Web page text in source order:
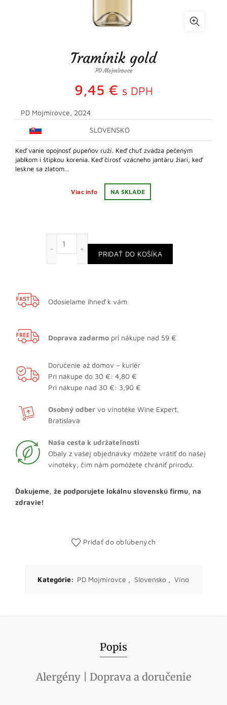
Tramínik gold
PD Mojmírovce
9,45 € s DPH
PD Mojmírovce, 2024
SLOVENSKO
Keď vanie opojnosť pupeňov ruží. Keď chuť zvádza pečeným
jablkom i štipkou korenia. Keď čírosť vzácneho jantáru žiari, keď
leskne sa zlatom…
Viac info NA SKLADE
PRIDAŤ DO KOŠÍKA
Odosielame ihneď k vám
Doprava zadarmo pri nákupe nad 59 €
Doručenie až domov – kuriér
Pri nákupe do 30 €: 4,80 €
Pri nákupe nad 30 €: 3,90 €
Osobný odber vo vínotéke Wine Expert,
Bratislava
Naša cesta k udržateľnosti
Obaly z vašej objednávky môžete vrátiť do našej
vínotéky, čím nám pomôžete chrániť prírodu.
Ďakujeme, že podporujete lokálnu slovenskú firmu, na
zdravie!
Pridať do obľúbených
Kategórie: PD Mojmírovce , Slovensko , Víno
Popis
Alergény | Doprava a doručenie